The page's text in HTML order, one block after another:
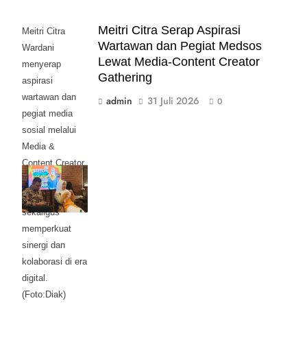
Meitri Citra
Wardani
menyerap
aspirasi
wartawan dan
pegiat media
sosial melalui
Media &
Content Creator
Gathering
Mojokerto Raya,
sekaligus
memperkuat
sinergi dan
kolaborasi di era
digital.
(Foto:Diak)
Meitri Citra Serap Aspirasi
Wartawan dan Pegiat Medsos
Lewat Media-Content Creator
Gathering
admin
31 Juli 2026 0